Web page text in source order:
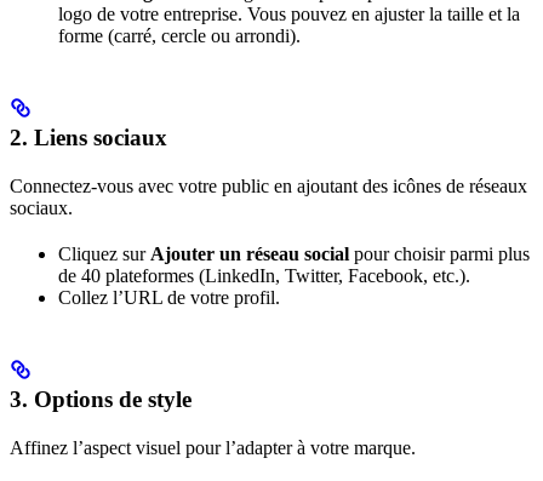
logo de votre entreprise. Vous pouvez en ajuster la taille et la
forme (carré, cercle ou arrondi).
2. Liens sociaux
Connectez-vous avec votre public en ajoutant des icônes de réseaux
sociaux.
Cliquez sur Ajouter un réseau social pour choisir parmi plus
de 40 plateformes (LinkedIn, Twitter, Facebook, etc.).
Collez l’URL de votre profil.
3. Options de style
Affinez l’aspect visuel pour l’adapter à votre marque.